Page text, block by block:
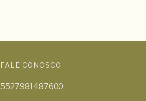
FALE CONOSCO
5527981487600